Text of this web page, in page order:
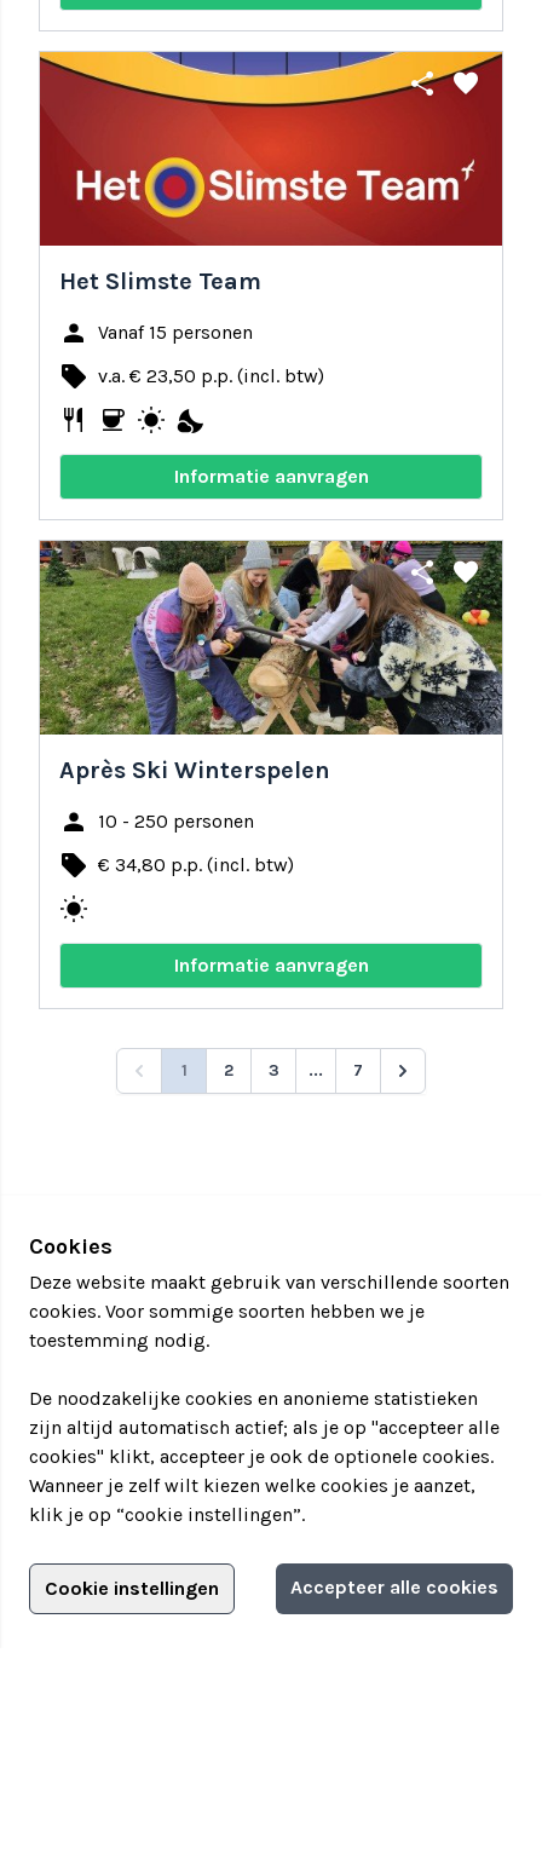
Filter jouw teamuitstapje!
share favorite
Het Slimste Team
person Vanaf 15 personen
local_offer v.a. € 23,50 p.p. (incl. btw)
restaurant coffee wb_sunny nights_stay
Informatie aanvragen
share favorite
Après Ski Winterspelen
person 10 - 250 personen
local_offer € 34,80 p.p. (incl. btw)
wb_sunny
Informatie aanvragen
1 2 3 ... 7
Adverteren?
Adverteerdersopties
Cookies
Deze website maakt gebruik van verschillende soorten
cookies. Voor sommige soorten hebben we je
toestemming nodig.
De noodzakelijke cookies en anonieme statistieken
zijn altijd automatisch actief; als je op "accepteer alle
cookies" klikt, accepteer je ook de optionele cookies.
Wanneer je zelf wilt kiezen welke cookies je aanzet,
klik je op “cookie instellingen”.
Cookie instellingen Accepteer alle cookies